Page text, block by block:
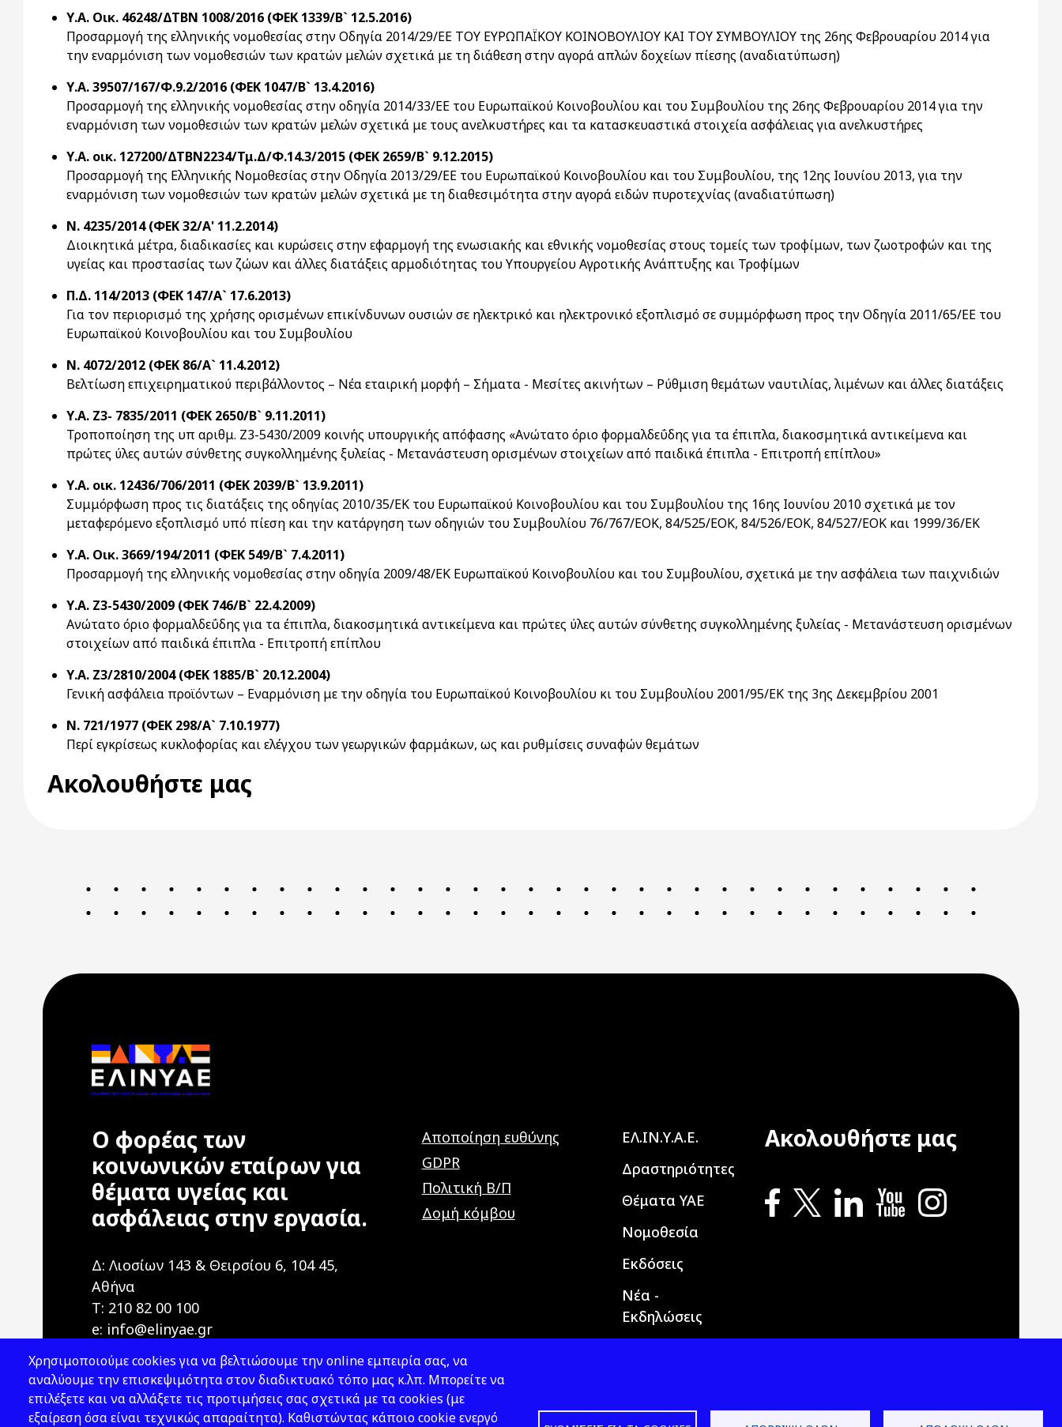
Υ.Α. Οικ. 46248/ΔΤΒΝ 1008/2016 (ΦΕΚ 1339/Β` 12.5.2016)
Προσαρμογή της ελληνικής νομοθεσίας στην Οδηγία 2014/29/ΕΕ ΤΟΥ ΕΥΡΩΠΑΪΚΟΥ ΚΟΙΝΟΒΟΥΛΙΟΥ ΚΑΙ ΤΟΥ ΣΥΜΒΟΥΛΙΟΥ της 26ης Φεβρουαρίου 2014 για
την εναρμόνιση των νομοθεσιών των κρατών μελών σχετικά με τη διάθεση στην αγορά απλών δοχείων πίεσης (αναδιατύπωση)
Υ.Α. 39507/167/Φ.9.2/2016 (ΦΕΚ 1047/Β` 13.4.2016)
Προσαρμογή της ελληνικής νομοθεσίας στην οδηγία 2014/33/ΕE του Ευρωπαϊκού Κοινοβουλίου και του Συμβουλίου της 26ης Φεβρουαρίου 2014 για την
εναρμόνιση των νομοθεσιών των κρατών μελών σχετικά με τους ανελκυστήρες και τα κατασκευαστικά στοιχεία ασφάλειας για ανελκυστήρες
Υ.Α. οικ. 127200/ΔΤΒΝ2234/Τμ.Δ/Φ.14.3/2015 (ΦΕΚ 2659/Β` 9.12.2015)
Προσαρμογή της Ελληνικής Νομοθεσίας στην Οδηγία 2013/29/ΕΕ του Ευρωπαϊκού Κοινοβουλίου και του Συμβουλίου, της 12ης Ιουνίου 2013, για την
εναρμόνιση των νομοθεσιών των κρατών μελών σχετικά με τη διαθεσιμότητα στην αγορά ειδών πυροτεχνίας (αναδιατύπωση)
Ν. 4235/2014 (ΦΕΚ 32/Α' 11.2.2014)
Διοικητικά μέτρα, διαδικασίες και κυρώσεις στην εφαρμογή της ενωσιακής και εθνικής νομοθεσίας στους τομείς των τροφίμων, των ζωοτροφών και της
υγείας και προστασίας των ζώων και άλλες διατάξεις αρμοδιότητας του Υπουργείου Αγροτικής Ανάπτυξης και Τροφίμων
Π.Δ. 114/2013 (ΦΕΚ 147/Α` 17.6.2013)
Για τον περιορισμό της χρήσης ορισμένων επικίνδυνων ουσιών σε ηλεκτρικό και ηλεκτρονικό εξοπλισμό σε συμμόρφωση προς την Οδηγία 2011/65/ΕΕ του
Ευρωπαϊκού Κοινοβουλίου και του Συμβουλίου
Ν. 4072/2012 (ΦΕΚ 86/Α` 11.4.2012)
Βελτίωση επιχειρηματικού περιβάλλοντος – Νέα εταιρική μορφή – Σήματα - Μεσίτες ακινήτων – Ρύθμιση θεμάτων ναυτιλίας, λιμένων και άλλες διατάξεις
Υ.Α. Ζ3- 7835/2011 (ΦΕΚ 2650/Β` 9.11.2011)
Τροποποίηση της υπ αριθμ. Ζ3-5430/2009 κοινής υπουργικής απόφασης «Ανώτατο όριο φορμαλδεΰδης για τα έπιπλα, διακοσμητικά αντικείμενα και
πρώτες ύλες αυτών σύνθετης συγκολλημένης ξυλείας - Μετανάστευση ορισμένων στοιχείων από παιδικά έπιπλα - Επιτροπή επίπλου»
Υ.Α. οικ. 12436/706/2011 (ΦΕΚ 2039/Β` 13.9.2011)
Συμμόρφωση προς τις διατάξεις της οδηγίας 2010/35/ΕΚ του Ευρωπαϊκού Κοινοβουλίου και του Συμβουλίου της 16ης Ιουνίου 2010 σχετικά με τον
μεταφερόμενο εξοπλισμό υπό πίεση και την κατάργηση των οδηγιών του Συμβουλίου 76/767/ΕΟΚ, 84/525/ΕΟΚ, 84/526/ΕΟΚ, 84/527/ΕΟΚ και 1999/36/ΕΚ
Υ.Α. Οικ. 3669/194/2011 (ΦΕΚ 549/Β` 7.4.2011)
Προσαρμογή της ελληνικής νομοθεσίας στην οδηγία 2009/48/ΕΚ Ευρωπαϊκού Κοινοβουλίου και του Συμβουλίου, σχετικά με την ασφάλεια των παιχνιδιών
Υ.Α. Ζ3-5430/2009 (ΦΕΚ 746/Β` 22.4.2009)
Ανώτατο όριο φορμαλδεΰδης για τα έπιπλα, διακοσμητικά αντικείμενα και πρώτες ύλες αυτών σύνθετης συγκολλημένης ξυλείας - Μετανάστευση ορισμένων
στοιχείων από παιδικά έπιπλα - Επιτροπή επίπλου
Υ.Α. Ζ3/2810/2004 (ΦΕΚ 1885/Β` 20.12.2004)
Γενική ασφάλεια προϊόντων – Εναρμόνιση με την οδηγία του Ευρωπαϊκού Κοινοβουλίου κι του Συμβουλίου 2001/95/ΕΚ της 3ης Δεκεμβρίου 2001
Ν. 721/1977 (ΦΕΚ 298/Α` 7.10.1977)
Περί εγκρίσεως κυκλοφορίας και ελέγχου των γεωργικών φαρμάκων, ως και ρυθμίσεις συναφών θεμάτων
Ακολουθήστε μας
Ο φορέας των
κοινωνικών εταίρων για
θέματα υγείας και
ασφάλειας στην εργασία.
Δ: Λιοσίων 143 & Θειρσίου 6, 104 45,
Αθήνα
T: 210 82 00 100
e: info@elinyae.gr
Αποποίηση ευθύνης
GDPR
Πολιτική Β/Π
Δομή κόμβου
Main navigation
ΕΛ.ΙΝ.Υ.Α.Ε.
Δραστηριότητες
Θέματα ΥΑΕ
Νομοθεσία
Εκδόσεις
Νέα -
Εκδηλώσεις
Ακολουθήστε μας
Χρησιμοποιούμε cookies για να βελτιώσουμε την online εμπειρία σας, να
αναλύουμε την επισκεψιμότητα στον διαδικτυακό τόπο μας κ.λπ. Μπορείτε να
επιλέξετε και να αλλάξετε τις προτιμήσεις σας σχετικά με τα cookies (με
εξαίρεση όσα είναι τεχνικώς απαραίτητα). Καθιστώντας κάποιο cookie ενεργό